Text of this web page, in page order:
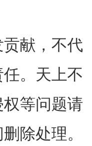
献，不代
。天上不
等问题请
除处理。